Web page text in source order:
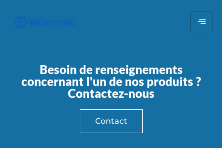
Besoin de renseignements
concernant l'un de nos produits ?
Contactez-nous
Contact